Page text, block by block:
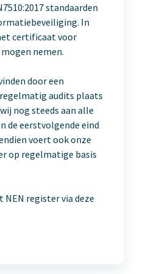
standaarden
In
certificaat voor
nemen.
door een
audits plaats
nog steeds aan alle
de eerstvolgende eind
voert ook onze
op regelmatige basis
NEN register via deze